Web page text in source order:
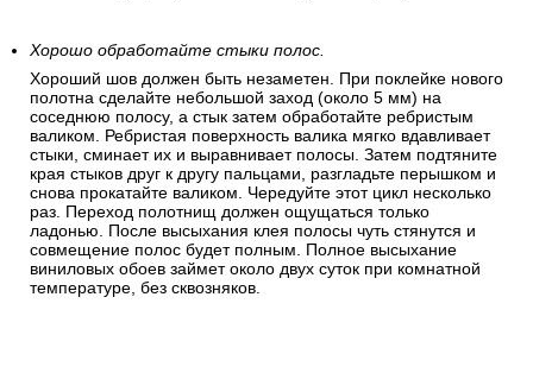
Постоянно проверяйте полотнища
При работе постоянно осматривайте наклеенные полосы –
нет ли складок, неровностей и воздушных пузырей.
Хорошо обработайте стыки полос.
Хороший шов должен быть незаметен. При поклейке нового
полотна сделайте небольшой заход (около 5 мм) на
соседнюю полосу, а стык затем обработайте ребристым
валиком. Ребристая поверхность валика мягко вдавливает
стыки, сминает их и выравнивает полосы. Затем подтяните
края стыков друг к другу пальцами, разгладьте перышком и